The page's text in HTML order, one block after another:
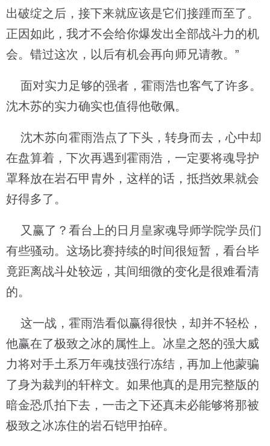
出破绽之后，接下来就应该是它们接踵而至了。
正因如此，我才不会给你爆发出全部战斗力的机
会。错过这次，以后有机会再向师兄请教。”
面对实力足够的强者，霍雨浩也客气了许多。
沈木苏的实力确实也值得他敬佩。
沈木苏向霍雨浩点了下头，转身而去，心中却
在盘算着，下次再遇到霍雨浩，一定要将魂导护
罩释放在岩石甲胄外，这样的话，抵挡效果就会
好得多了。
又赢了？看台上的日月皇家魂导师学院学员们
有些骚动。这场比赛持续的时间很短暂，看台毕
竟距离战斗处较远，其间细微的变化是很难看清
的。
这一战，霍雨浩看似赢得很快，却并不轻松，
他赢在了极致之冰的属性上。冰皇之怒的强大威
力将对手土系万年魂技强行冻结，再加上他蒙骗
了身为裁判的轩梓文。如果他真的是用完整版的
暗金恐爪拍下去，一击之下还真未必能够将那被
极致之冰冻住的岩石铠甲拍碎。